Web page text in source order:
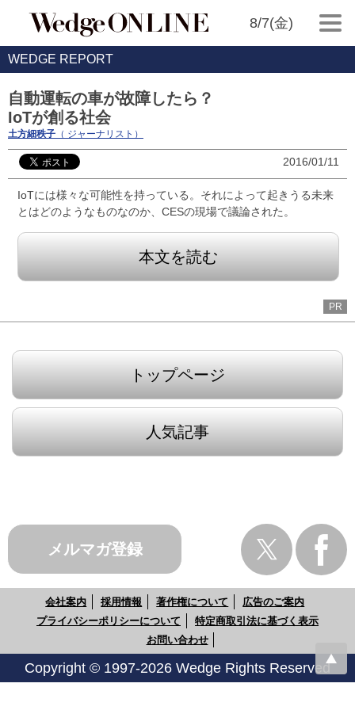
8/7(金)
WEDGE REPORT
自動運転の車が故障したら？
IoTが創る社会
土方細秩子 （ ジャーナリスト）
2016/01/11
IoTには様々な可能性を持っている。それによって起きうる未来
とはどのようなものなのか、CESの現場で議論された。
本文を読む
PR
トップページ
人気記事
メルマガ登録
会社案内 採用情報 著作権について
広告のご案内
プライバシーポリシーについて
特定商取引法に基づく表示
お問い合わせ
Copyright © 1997-2026 Wedge Rights Reserved